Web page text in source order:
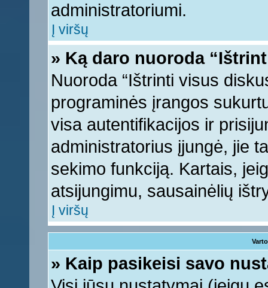
administratoriumi.
Į viršų
» Ką daro nuoroda
Nuoroda “Ištrinti visus
programinės įrangos
visa autentifikacijos ir
administratorius įjungė, jie
sekimo funkciją. Kartais,
atsijungimu, sausainėlių
Į viršų
» Kaip pasikeisi savo